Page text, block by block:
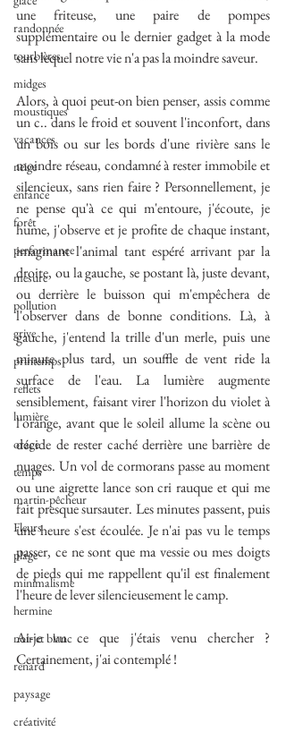
randonnée
tourbières
midges
moustiques
vacances
neige
enfance
forêt
performance
mesure
pollution
grive
printemps
reflets
lumière
orage
temps
martin-pêcheur
Fleurs
plage
minimalisme
hermine
noir et blanc
renard
paysage
créativité
une friteuse, une paire de pompes
supplémentaire ou le dernier gadget à la mode
sans lequel notre vie n'a pas la moindre saveur.
Alors, à quoi peut-on bien penser, assis comme
un c.. dans le froid et souvent l'inconfort, dans
un bois ou sur les bords d'une rivière sans le
moindre réseau, condamné à rester immobile et
silencieux, sans rien faire ? Personnellement, je
ne pense qu'à ce qui m'entoure, j'écoute, je
hume, j'observe et je profite de chaque instant,
imaginant l'animal tant espéré arrivant par la
droite, ou la gauche, se postant là, juste devant,
ou derrière le buisson qui m'empêchera de
l'observer dans de bonne conditions. Là, à
gauche, j'entend la trille d'un merle, puis une
minute plus tard, un souffle de vent ride la
surface de l'eau. La lumière augmente
sensiblement, faisant virer l'horizon du violet à
l'orange, avant que le soleil allume la scène ou
décide de rester caché derrière une barrière de
nuages. Un vol de cormorans passe au moment
ou une aigrette lance son cri rauque et qui me
fait presque sursauter. Les minutes passent, puis
une heure s'est écoulée. Je n'ai pas vu le temps
passer, ce ne sont que ma vessie ou mes doigts
de pieds qui me rappellent qu'il est finalement
l'heure de lever silencieusement le camp.
Ai-je vu ce que j'étais venu chercher ?
Certainement, j'ai contemplé !